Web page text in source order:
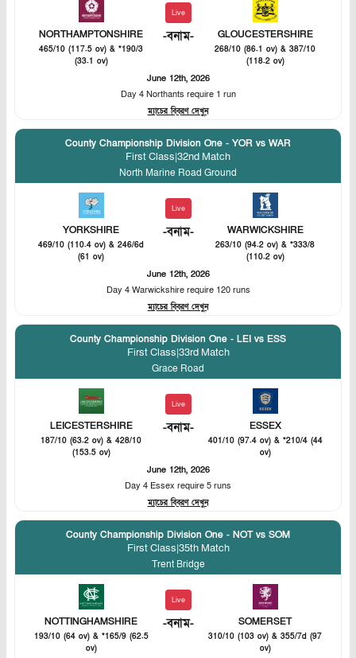
NORTHAMPTONSHIRE
465/10 (117.5 ov) & *190/3
(33.1 ov)
Live
-বনাম- GLOUCESTERSHIRE
268/10 (86.1 ov) & 387/10
(118.2 ov)
June 12th, 2026
Day 4 Northants require 1 run
ম্যাচের বিবরণ দেখুন
County Championship Division One - YOR vs WAR
First Class|32nd Match
North Marine Road Ground
YORKSHIRE
469/10 (110.4 ov) & 246/6d
(61 ov)
Live
-বনাম- WARWICKSHIRE
263/10 (94.2 ov) & *333/8
(110.2 ov)
June 12th, 2026
Day 4 Warwickshire require 120 runs
ম্যাচের বিবরণ দেখুন
County Championship Division One - LEI vs ESS
First Class|33rd Match
Grace Road
LEICESTERSHIRE
187/10 (63.2 ov) & 428/10
(153.5 ov)
Live
-বনাম- ESSEX
401/10 (97.4 ov) & *210/4 (44
ov)
June 12th, 2026
Day 4 Essex require 5 runs
ম্যাচের বিবরণ দেখুন
County Championship Division One - NOT vs SOM
First Class|35th Match
Trent Bridge
NOTTINGHAMSHIRE
193/10 (64 ov) & *165/9 (62.5
ov)
Live
-বনাম- SOMERSET
310/10 (103 ov) & 355/7d (97
ov)